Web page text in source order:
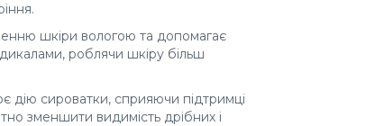
шкіри вологою та допомагає
роблячи шкіру більш
дію сироватки, сприяючи підтримці
зменшити видимість дрібних і